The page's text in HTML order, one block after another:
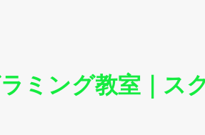
ミング教室｜ス